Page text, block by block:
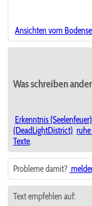
Ansichten vom
Was schreiben
Erkenntnis (Seelenfeuer)
(DeadLightDistrict)
Texte.
Probleme damit?
Text empfehlen auf: